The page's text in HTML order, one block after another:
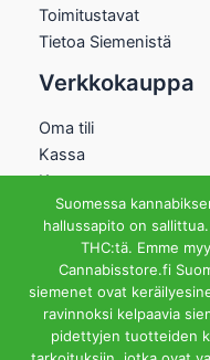
Toimitustavat
Tietoa Siemenistä
Verkkokauppa
Oma tili
Kassa
Kauppa
Ostoskori
Helsingin
Aukioloajat
Ma-Pe 12-18 La 12-15
Riihipellonkuja 3,
Helsinki
Suomessa
hallussapito on
THC:tä. Emme
Cannabisstore.fi
siemenet ovat
ravinnoksi kelpaavia
pidettyjen tuotteiden